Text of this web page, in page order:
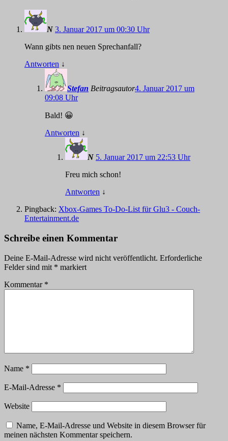
N 3. Januar 2017 um 00:30 Uhr
Wann gibts nen neuen Sprechanfall?
Antworten ↓
Stefan Beitragsautor4. Januar 2017 um
09:08 Uhr
Bald! 😀
Antworten ↓
N 5. Januar 2017 um 22:53 Uhr
Freu mich schon!
Antworten ↓
Pingback: Xbox-Games To-Do-List für Glu3 - Couch-
Entertainment.de
Schreibe einen Kommentar
Deine E-Mail-Adresse wird nicht veröffentlicht. Erforderliche
Felder sind mit * markiert
Kommentar *
Name *
E-Mail-Adresse *
Website
Name, E-Mail-Adresse und Website in diesem Browser für
meinen nächsten Kommentar speichern.